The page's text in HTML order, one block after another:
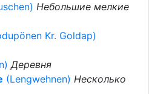
Небольшие мелкие
Kr. Goldap)
Деревня
(Lengwehnen) Несколько